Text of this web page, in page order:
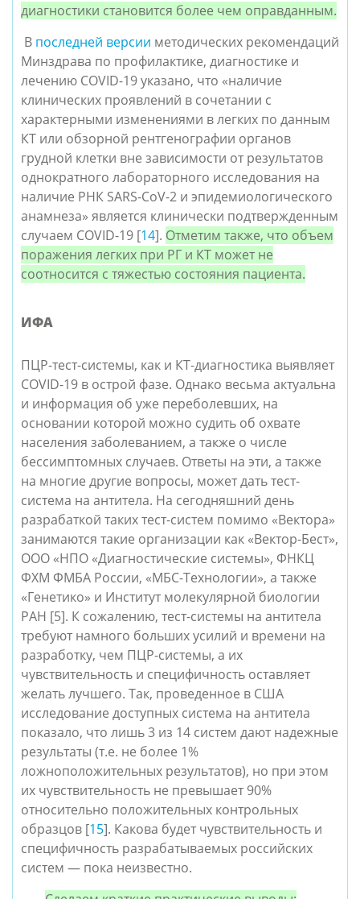
диагностики становится более чем оправданным.
В последней версии методических рекомендаций
Минздрава по профилактике, диагностике и
лечению COVID-19 указано, что «наличие
клинических проявлений в сочетании с
характерными изменениями в легких по данным
КТ или обзорной рентгенографии органов
грудной клетки вне зависимости от результатов
однократного лабораторного исследования на
наличие РНК SARS-CoV-2 и эпидемиологического
анамнеза» является клинически подтвержденным
случаем COVID-19 [14]. Отметим также, что объем
поражения легких при РГ и КТ может не
соотносится с тяжестью состояния пациента.
ИФА
ПЦР-тест-системы, как и КТ-диагностика выявляет
COVID-19 в острой фазе. Однако весьма актуальна
и информация об уже переболевших, на
основании которой можно судить об охвате
населения заболеванием, а также о числе
бессимптомных случаев. Ответы на эти, а также
на многие другие вопросы, может дать тест-
система на антитела. На сегодняшний день
разрабаткой таких тест-систем помимо «Вектора»
занимаются такие организации как «Вектор-Бест»,
ООО «НПО «Диагностические системы», ФНКЦ
ФХМ ФМБА России, «МБС-Технологии», а также
«Генетико» и Институт молекулярной биологии
РАН [5]. К сожалению, тест-системы на антитела
требуют намного больших усилий и времени на
разработку, чем ПЦР-системы, а их
чувствительность и специфичность оставляет
желать лучшего. Так, проведенное в США
исследование доступных система на антитела
показало, что лишь 3 из 14 систем дают надежные
результаты (т.е. не более 1%
ложноположительных результатов), но при этом
их чувствительность не превышает 90%
относительно положительных контрольных
образцов [15]. Какова будет чувствительность и
специфичность разрабатываемых российских
систем — пока неизвестно.